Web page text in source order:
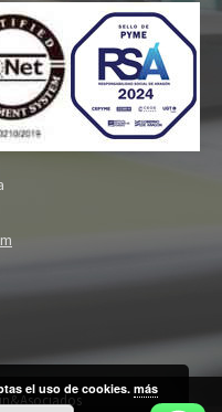
el uso de cookies.más